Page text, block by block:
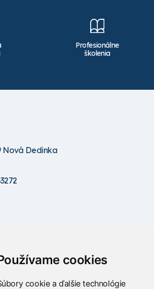
cookies
cookie a ďalšie technológie
Profesionálne
školenia
Nová Dedinka